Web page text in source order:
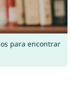
para encontrar